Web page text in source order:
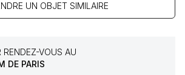
UN OBJET SIMILAIRE
RENDEZ-VOUS AU
DE PARIS